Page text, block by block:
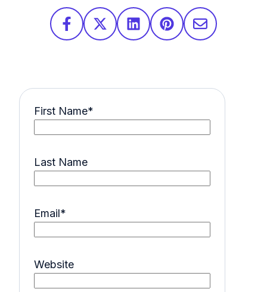
First Name*
Last Name
Email*
Website